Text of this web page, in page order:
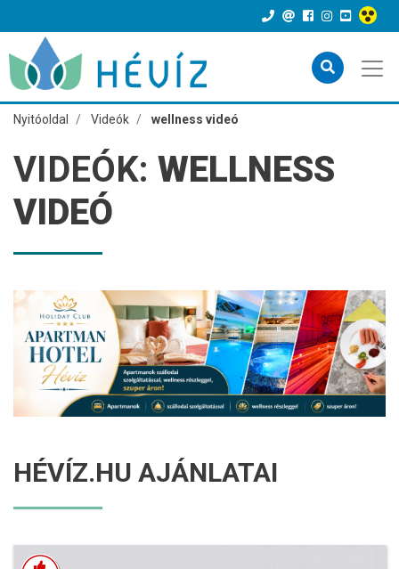
Nyitóoldal Videók wellness videó
VIDEÓK: WELLNESS
VIDEÓ
HÉVÍZ.HU AJÁNLATAI